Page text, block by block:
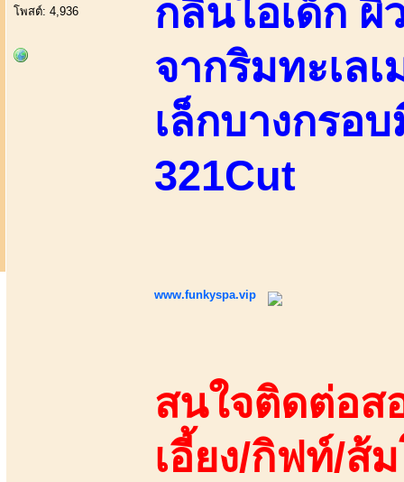
โพสต์: 4,936
กลิ่นไอเด็ก ผิ
จากริมทะเล
เล็กบางกรอ
321Cut
www.funkyspa.vip
สนใจติดต่อส
เอี้ยง/กิฟท์/ส้